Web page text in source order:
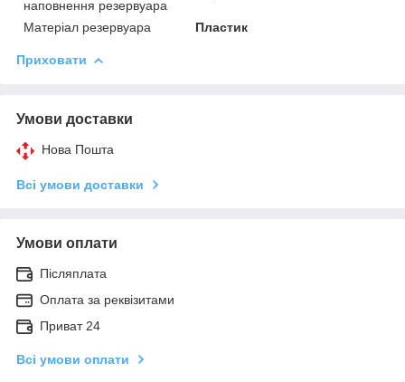
наповнення резервуара
Матеріал резервуара Пластик
Приховати
Умови доставки
Нова Пошта
Всі умови доставки
Умови оплати
Післяплата
Оплата за реквізитами
Приват 24
Всі умови оплати